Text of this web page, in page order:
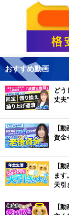
おすすめ動画
どう
丈夫
【
資金
【
ます
天引
【